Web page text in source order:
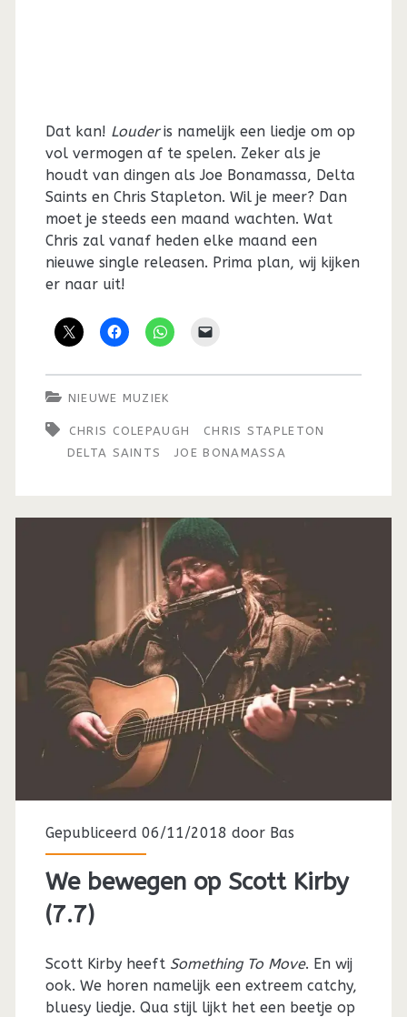
Dat kan! Louderis namelijk een liedje om op
vol vermogen af te spelen. Zeker als je
houdt van dingen als Joe Bonamassa, Delta
Saints en Chris Stapleton. Wil je meer? Dan
moet je steeds een maand wachten. Wat
Chris zal vanaf heden elke maand een
nieuwe single releasen. Prima plan, wij kijken
er naar uit!
NIEUWE MUZIEK
CHRIS COLEPAUGH
CHRIS STAPLETON
DELTA SAINTS
JOE BONAMASSA
Gepubliceerd 06/11/2018 door Bas
We bewegen op Scott Kirby
(7.7)
Scott Kirby heeft Something To Move. En wij
ook. We horen namelijk een extreem catchy,
bluesy liedje. Qua stijl lijkt het een beetje op